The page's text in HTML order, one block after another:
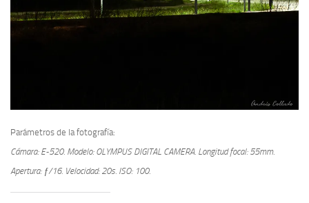
Parámetros de la fotografía:
Cámara: E-520. Modelo: OLYMPUS DIGITAL CAMERA. Longitud focal: 55mm.
Apertura: ƒ/16. Velocidad: 20s. ISO: 100.